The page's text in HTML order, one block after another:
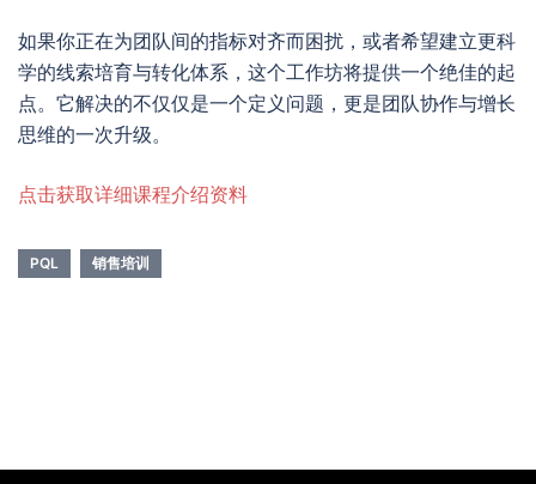
如果你正在为团队间的指标对齐而困扰，或者希望建立更科
学的线索培育与转化体系，这个工作坊将提供一个绝佳的起
点。它解决的不仅仅是一个定义问题，更是团队协作与增长
思维的一次升级。
点击获取详细课程介绍资料
PQL 销售培训